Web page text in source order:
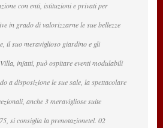
con enti, istituzioni e privati per
in grado di valorizzarne le sue bellezze
il suo meraviglioso giardino e gli
infatti, può ospitare eventi modulabili
a disposizione le sue sale, la spettacolare
anche 3 meravigliose suite
si consiglia la prenotazionetel. 02